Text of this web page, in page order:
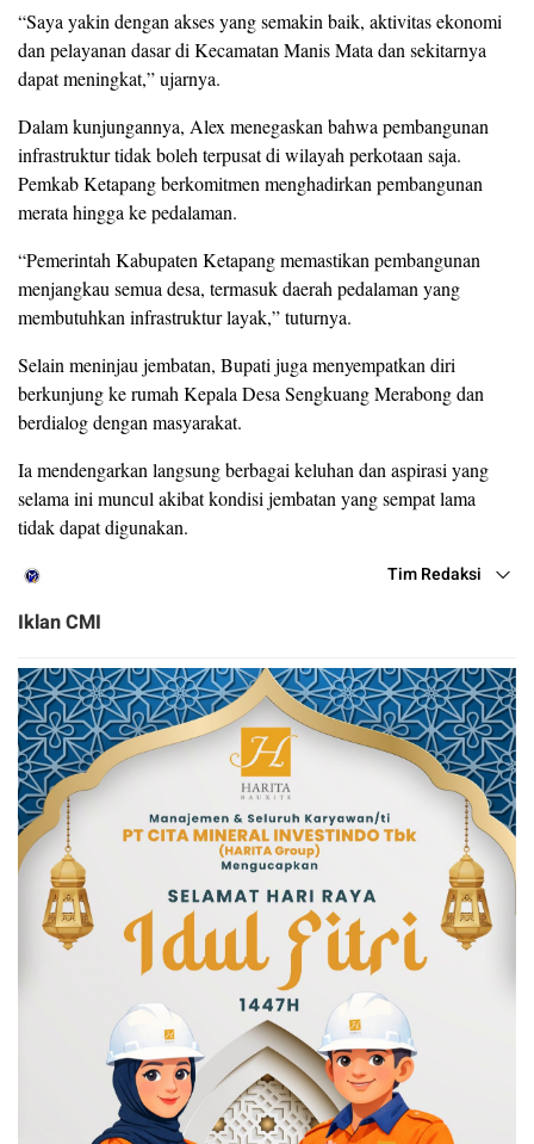
“Saya yakin dengan akses yang semakin baik, aktivitas ekonomi
dan pelayanan dasar di Kecamatan Manis Mata dan sekitarnya
dapat meningkat,” ujarnya.
Dalam kunjungannya, Alex menegaskan bahwa pembangunan
infrastruktur tidak boleh terpusat di wilayah perkotaan saja.
Pemkab Ketapang berkomitmen menghadirkan pembangunan
merata hingga ke pedalaman.
“Pemerintah Kabupaten Ketapang memastikan pembangunan
menjangkau semua desa, termasuk daerah pedalaman yang
membutuhkan infrastruktur layak,” tuturnya.
Selain meninjau jembatan, Bupati juga menyempatkan diri
berkunjung ke rumah Kepala Desa Sengkuang Merabong dan
berdialog dengan masyarakat.
Ia mendengarkan langsung berbagai keluhan dan aspirasi yang
selama ini muncul akibat kondisi jembatan yang sempat lama
tidak dapat digunakan.
Tim Redaksi
Iklan CMI